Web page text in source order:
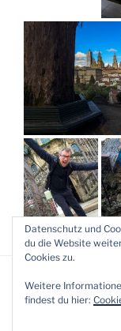
Datenschutz und
du die Website
Cookies zu.
Weitere
findest du hier: